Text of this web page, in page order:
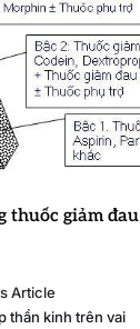
thuốc giảm đau
Article
thần kinh trên vai